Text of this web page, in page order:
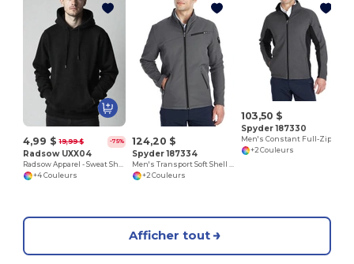
4,99 $ 19,99 $ -75%
Radsow UXX04
+4 Couleurs
124,20 $
Spyder 187334
+2 Couleurs
103,50 $
Spyder 187330
+2 Couleurs
Afficher tout